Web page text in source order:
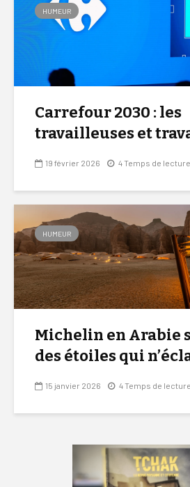
HUMEUR
Carrefour 2030 : les
travailleuses et
19 février 2026 4 Temps de lecture
HUMEUR
Michelin en Arabie
des étoiles qui
15 janvier 2026 4 Temps de lecture